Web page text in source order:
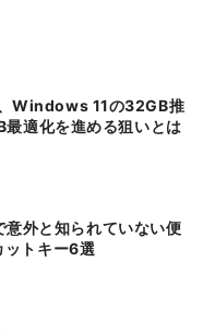
適化を進める狙いとは
外と知られていない便
ットキー6選